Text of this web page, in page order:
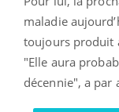
maladie
toujours produit
"Elle aura
décennie", a par